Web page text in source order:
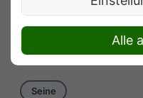
Ärmelkanal mit
Swiss Pearl
7 Nächte von/bis Paris
Seine
Alle